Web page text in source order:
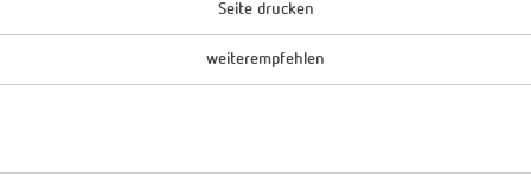
Seite drucken
weiterempfehlen